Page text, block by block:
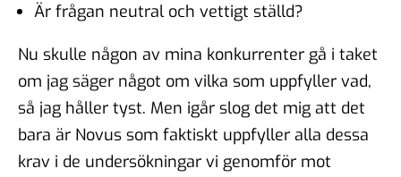
Är frågan neutral och vettigt ställd?
Nu skulle någon av mina konkurrenter gå i taket
om jag säger något om vilka som uppfyller vad,
så jag håller tyst. Men igår slog det mig att det
bara är Novus som faktiskt uppfyller alla dessa
krav i de undersökningar vi genomför mot